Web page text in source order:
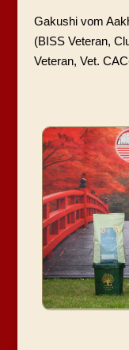
Gakushi vom
(BISS Veteran,
Veteran, Vet.